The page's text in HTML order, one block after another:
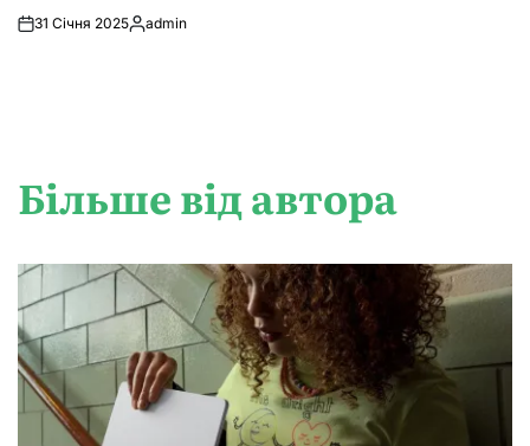
31 Січня 2025Опубліковано
admin
Більше від автора